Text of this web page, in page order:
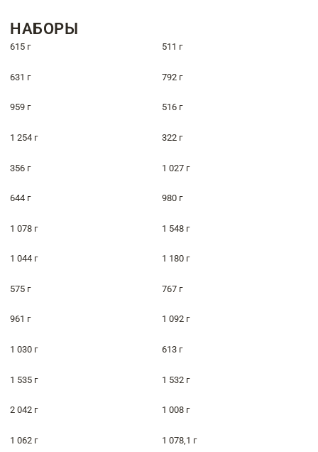
НАБОРЫ
615 г 511 г
631 г 792 г
959 г 516 г
1 254 г 322 г
356 г 1 027 г
644 г 980 г
1 078 г 1 548 г
1 044 г 1 180 г
575 г 767 г
961 г 1 092 г
1 030 г 613 г
1 535 г 1 532 г
2 042 г 1 008 г
1 062 г 1 078,1 г